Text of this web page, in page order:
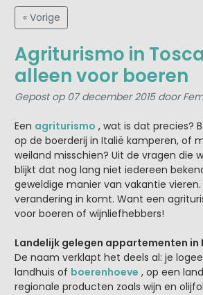
« Vorige
Agriturismo in
alleen voor boeren
Gepost op 07 december 2015 door
Een agriturismo , wat is dat precies?
op de boerderij in Italië kamperen, of
weiland misschien? Uit de vragen die
blijkt dat nog lang niet iedereen
geweldige manier van vakantie
verandering in komt. Want een
voor boeren of wijnliefhebbers!
Landelijk gelegen appartementen in
De naam verklapt het deels al: je
landhuis of boerenhoeve , op een
regionale producten zoals wijn en